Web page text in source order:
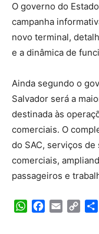
O governo do
campanha
novo terminal,
e a dinâmica de
Ainda segundo o
Salvador será a
destinada às
comerciais. O
do SAC, serviços
comerciais,
passageiros e
WhatsApp
Facebook
Email Copy